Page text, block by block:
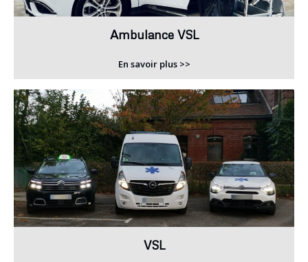
Ambulance VSL
En savoir plus >>
VSL